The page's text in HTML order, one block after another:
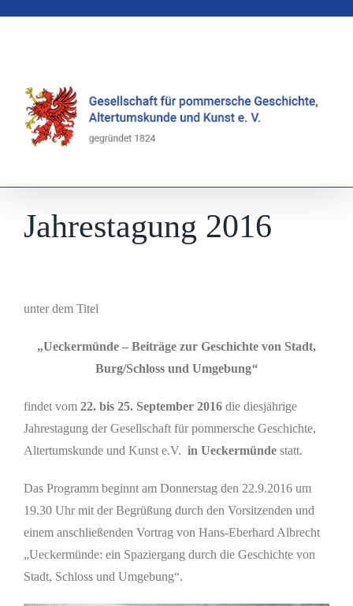
Jahrestagung 2016
unter dem Titel
„Ueckermünde – Beiträge zur Geschichte von Stadt,
Burg/Schloss und Umgebung“
findet vom 22. bis 25. September 2016die diesjährige
Jahrestagung der Gesellschaft für pommersche Geschichte,
Altertumskunde und Kunst e.V. in Ueckermündestatt.
Das Programm beginnt am Donnerstag den 22.9.2016 um
19.30 Uhr mit der Begrüßung durch den Vorsitzenden und
einem anschließenden Vortrag von Hans-Eberhard Albrecht
„Ueckermünde: ein Spaziergang durch die Geschichte von
Stadt, Schloss und Umgebung“.